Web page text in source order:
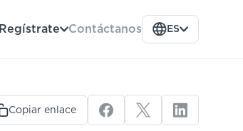
Regístrate Contáctanos ES
Copiar enlace